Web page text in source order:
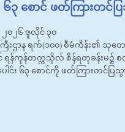
၆၃ စောင် ဖတ်ကြားတင်ပ
၂၀၂၆ ဇူလိုင် ၃၀
ကြီးဌာန ရက်(၁၀၀) စီမံကိန်း၏
ရန်ကုန်တက္ကသိုလ် စိန်ရတုခန်းမ၌
ါင်း ၆၃ စောင်ကို ဖတ်ကြားတင်ပြ